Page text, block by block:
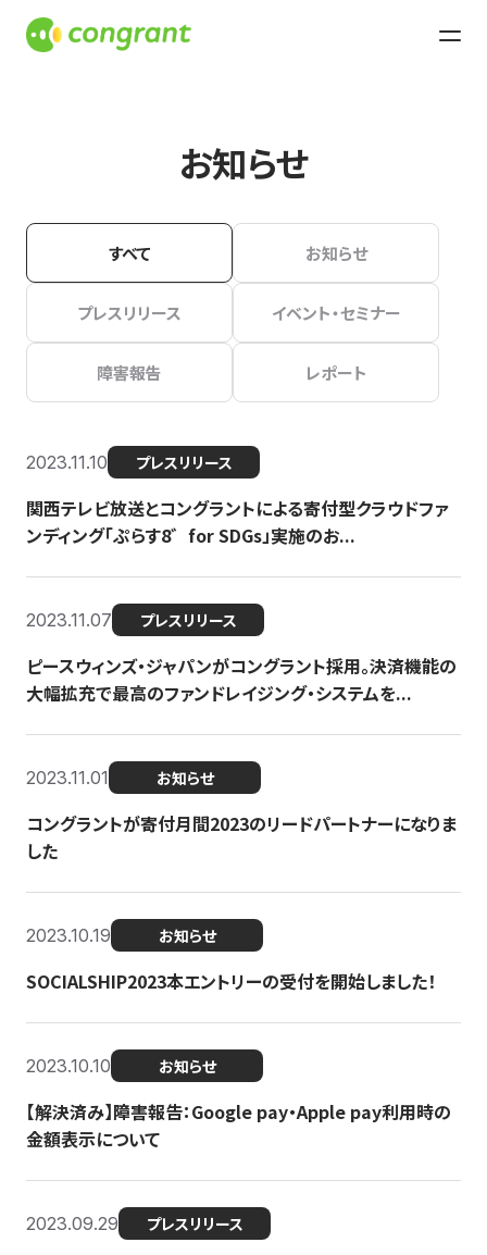
お知らせ
すべて お知らせ
プレスリリース イベント・セミナー
障害報告 レポート
2023.11.10 プレスリリース
関西テレビ放送とコングラントによる寄付型クラウドファ
ンディング「ぷらす8゛for SDGs」実施のお...
2023.11.07 プレスリリース
ピースウィンズ・ジャパンがコングラント採用。決済機能の
大幅拡充で最高のファンドレイジング・システムを...
2023.11.01 お知らせ
コングラントが寄付月間2023のリードパートナーになりま
した
2023.10.19 お知らせ
SOCIALSHIP2023本エントリーの受付を開始しました！
2023.10.10 お知らせ
【解決済み】障害報告：Google pay・Apple pay利用時の
金額表示について
2023.09.29 プレスリリース